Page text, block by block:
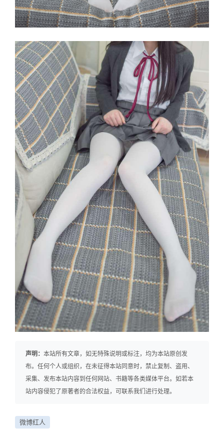
声明： 本站所有文章，如无特殊说明或标注，均为本站原创发
布。任何个人或组织，在未征得本站同意时，禁止复制、盗用、
采集、发布本站内容到任何网站、书籍等各类媒体平台。如若本
站内容侵犯了原著者的合法权益，可联系我们进行处理。
微博红人